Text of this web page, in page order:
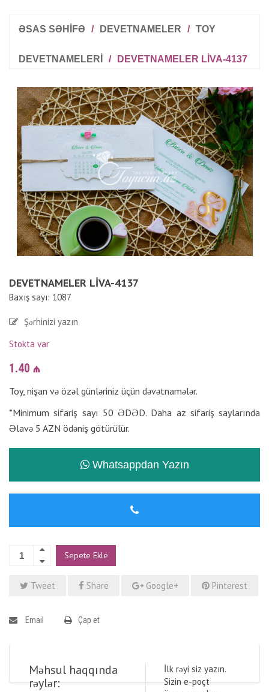
ƏSAS SƏHİFƏ / DEVETNAMELER / TOY
DEVETNAMELERI / DEVETNAMELER LIVA-4137
DEVETNAMELER LIVA-4137
Baxış sayı: 1087
Şərhinizi yazın
Stokta var
1.40 ₼
Toy, nişan və özəl günləriniz üçün dəvətnamələr.
*Minimum sifariş sayı 50 ƏDƏD. Daha az sifariş saylarında
Əlavə 5 AZN ödəniş götürülür.
Whatsappdan Yazın
Sepete Ekle
Tweet Share Google+ Pinterest
Email Çap et
Məhsul haqqında
rəylər:
İlk rəyi siz yazın.
Sizin e-poçt